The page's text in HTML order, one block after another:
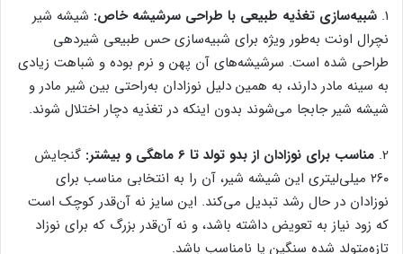
1. شبیه‌سازی تغذیه طبیعی با طراحی سرشیشه خاص: شیشه شیر
نچرال اونت به‌طور ویژه برای شبیه‌سازی حس طبیعی شیردهی
طراحی شده است. سرشیشه‌های آن پهن و نرم بوده و شباهت زیادی
به سینه مادر دارند، به همین دلیل نوزادان به‌راحتی بین شیر مادر و
شیشه شیر جابجا می‌شوند بدون اینکه در تغذیه دچار اختلال شوند.
2. مناسب برای نوزادان از بدو تولد تا 6 ماهگی و بیشتر:
گنجایش
۲۶۰ میلی‌لیتری این شیشه شیر، آن را به انتخابی مناسب برای
نوزادان در حال رشد تبدیل می‌کند. این سایز نه آن‌قدر کوچک است
که زود نیاز به تعویض داشته باشد، و نه آن‌قدر بزرگ که برای نوزاد
تازه‌متولد شده سنگین یا نامناسب باشد.